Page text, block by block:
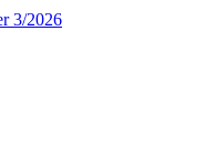
3/2026